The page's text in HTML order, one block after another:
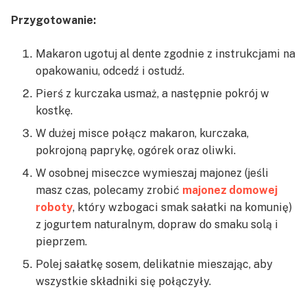
Przygotowanie:
Makaron ugotuj al dente zgodnie z instrukcjami na
opakowaniu, odcedź i ostudź.
Pierś z kurczaka usmaż, a następnie pokrój w
kostkę.
W dużej misce połącz makaron, kurczaka,
pokrojoną paprykę, ogórek oraz oliwki.
W osobnej miseczce wymieszaj majonez (jeśli
masz czas, polecamy zrobić majonez domowej
roboty, który wzbogaci smak sałatki na komunię)
z jogurtem naturalnym, dopraw do smaku solą i
pieprzem.
Polej sałatkę sosem, delikatnie mieszając, aby
wszystkie składniki się połączyły.